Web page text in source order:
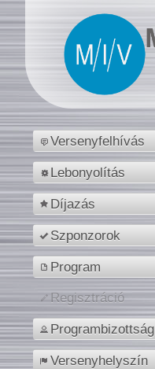
Versenyfelhívás
Lebonyolítás
Díjazás
Szponzorok
Program
Regisztráció
Programbizottság
Versenyhelyszín